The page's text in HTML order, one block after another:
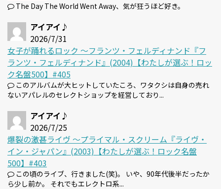
The Day The World Went Away、気が狂うほど好き。
アイアイ♪
2026/7/31
女子が踊れるロック 〜フランツ・フェルディナンド『フ
ランツ・フェルディナンド』(2004)【わたしが選ぶ！ロッ
ク名盤500】#405
このアルバムが大ヒットしていたころ、ワタクシは自身の売れ
ないアパレルのセレクトショップを経営しており...
アイアイ♪
2026/7/25
爆裂の激甚ライヴ 〜プライマル・スクリーム『ライヴ・
イン・ジャパン』(2003)【わたしが選ぶ！ロック名盤
500】#403
この頃のライブ、行きました(笑)。 いや、90年代後半だったか
ら少し前か。 それでもエレクトロ系...